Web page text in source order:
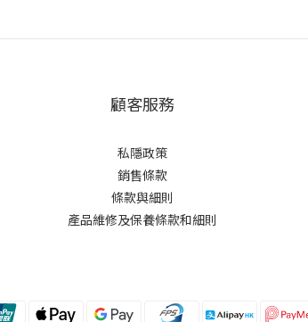
顧客服務
私隱政策
銷售條款
條款與細則
產品維修及保養條款和細則